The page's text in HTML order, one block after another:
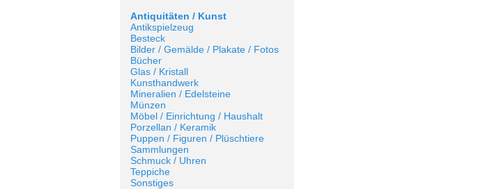
Antiquitäten / Kunst
Antikspielzeug
Besteck
Bilder / Gemälde / Plakate / Fotos
Bücher
Glas / Kristall
Kunsthandwerk
Mineralien / Edelsteine
Münzen
Möbel / Einrichtung / Haushalt
Porzellan / Keramik
Puppen / Figuren / Plüschtiere
Sammlungen
Schmuck / Uhren
Teppiche
Sonstiges